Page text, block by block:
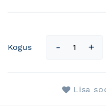
Kogus
Lisa